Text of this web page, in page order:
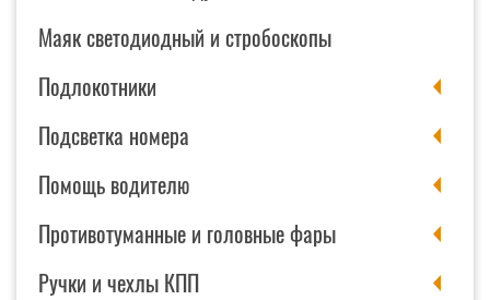
Маяк светодиодный и стробоскопы
Подлокотники
Подсветка номера
Помощь водителю
Противотуманные и головные фары
Ручки и чехлы КПП